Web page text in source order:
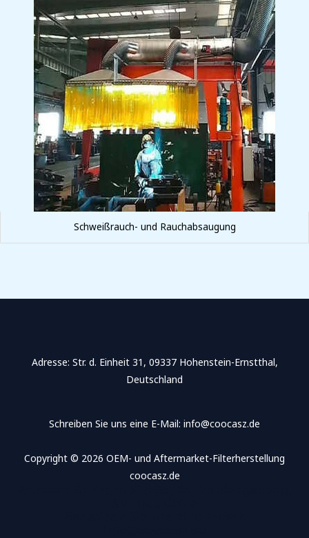
Schweißrauch- und Rauchabsaugung
Adresse​: Str. d. Einheit 31, 09337 Hohenstein-Ernstthal,
Deutschland
Schreiben Sie uns eine E-Mail: info@coocasz.de
Copyright © 2026 OEM- und Aftermarket-Filterherstellung
coocasz.de